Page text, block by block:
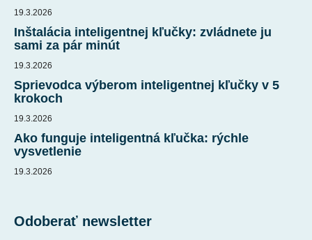
19.3.2026
Inštalácia inteligentnej kľučky: zvládnete ju
sami za pár minút
19.3.2026
Sprievodca výberom inteligentnej kľučky v 5
krokoch
19.3.2026
Ako funguje inteligentná kľučka: rýchle
vysvetlenie
19.3.2026
Odoberať newsletter